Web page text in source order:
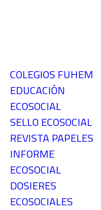
COLEGIOS FUHEM
EDUCACIÓN
ECOSOCIAL
SELLO ECOSOCIAL
REVISTA PAPELES
INFORME
ECOSOCIAL
DOSIERES
ECOSOCIALES